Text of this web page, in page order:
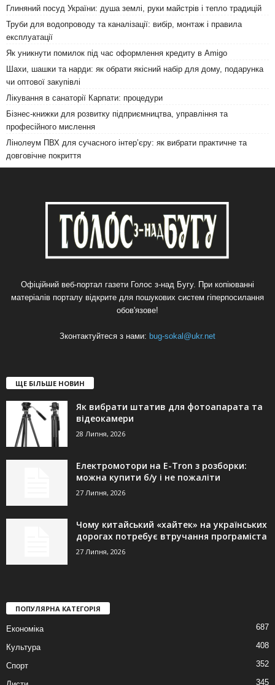
Глиняний посуд України: душа землі, руки майстрів і тепло традицій
Труби для водопроводу та каналізації: вибір, монтаж і правила
експлуатації
Як уникнути помилок під час оформлення кредиту в Amigo
Шахи, шашки та нарди: як обрати якісний набір для дому, подарунка
чи оптової закупівлі
Лікування в санаторії Карпати: процедури
Бізнес-книжки для розвитку підприємництва, управління та
професійного мислення
Лінолеум ПВХ для сучасного інтер’єру: як вибрати практичне та
довговічне покриття
Офіційний веб-портал газети Голос з-над Бугу. При копіюванні
матеріалів порталу відкрите для пошукових систем гіперпосилання
обов'язове!
Зконтактуйтеся з нами: bug-sokal@ukr.net
ЩЕ БІЛЬШЕ НОВИН
Як вибрати штатив для фотоапарата та
відеокамери
28 Липня, 2026
Електромотори на E-Tron з розборки:
можна купити б/у і не пожаліти
27 Липня, 2026
Чому китайський «хайтек» на українських
дорогах потребує втручання програміста
27 Липня, 2026
ПОПУЛЯРНА КАТЕГОРІЯ
Економіка 687
Культура 408
Спорт 352
345